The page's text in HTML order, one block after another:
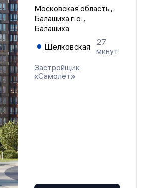
Московская область,
Балашиха г.о.,
Балашиха
Щелковская
27
минут
Застройщик
«Самолет»